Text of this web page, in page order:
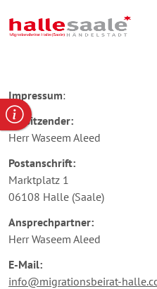
Unabhängigkeitstag
der
Ukraine
und
Eröffnung
des
Zentrums
Save
Ukraine
e.V.
in
Halle
Beratungsstellen in Halle
Impressum:
Vorsitzender:
Herr Waseem Aleed
Postanschrift:
Marktplatz 1
06108 Halle (Saale)
Ansprechpartner:
Herr Waseem Aleed
E-Mail:
info@migrationsbeirat-